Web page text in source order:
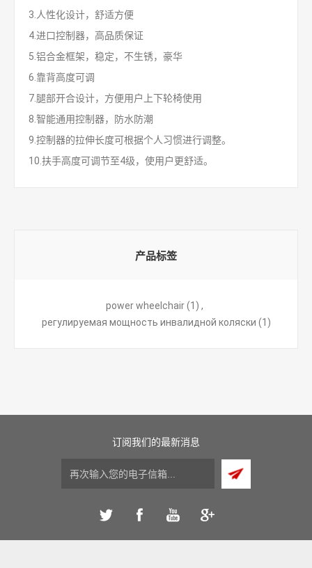
3.人性化设计，舒适方便
4.进口控制器，高品质保证
5.铝合金框架，稳定，不生锈，豪华
6.靠背高度可调
7.腿部开合设计，方便用户上下轮椅使用
8.智能通用控制器，防水防潮
9.控制器的拉伸长度可根据个人习惯进行调整。
10.扶手高度可调节至4级，使用户更舒适。
产品标签
power wheelchair (1) ,
регулируемая мощность инвалидной коляски (1)
订阅我们的最新消息